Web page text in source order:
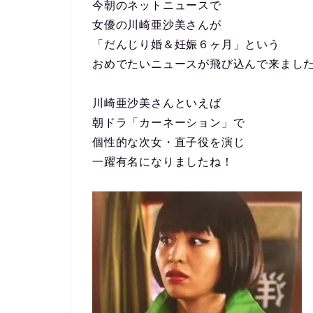
今朝のネットニュースで
女優の川崎亜沙美さんが
「だんじり婚＆妊娠６ヶ月」という
おめでたいニュースが飛び込んで来まし
川崎亜沙美さんといえば
朝ドラ「カーネーション」で
個性的な次女・直子役を演じ
一躍有名になりましたね！